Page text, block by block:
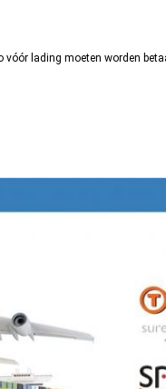
lading moeten worden